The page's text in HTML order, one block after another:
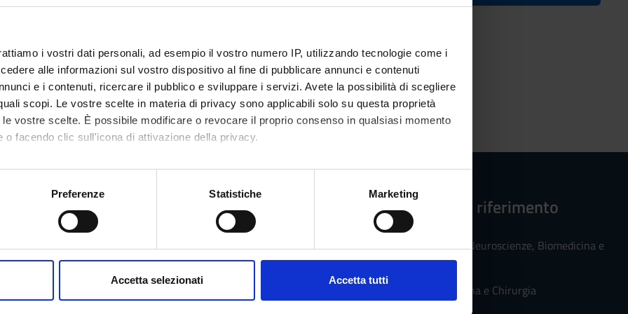
i vostri dati personali, ad esempio il vostro numero IP, utilizzando tecnologie come i
alle informazioni sul vostro dispositivo al fine di pubblicare annunci e contenuti
e i contenuti, ricercare il pubblico e sviluppare i servizi. Avete la possibilità di scegliere
scopi. Le vostre scelte in materia di privacy sono applicabili solo su questa proprietà
vostre scelte. È possibile modificare o revocare il proprio consenso in qualsiasi momento
o facendo clic sull'icona di attivazione della privacy.
anche:
sulla tua posizione geografica, con un'approssimazione di qualche metro,
in qualsiasi momento dalla Dichiarazione sui cookie.
Preferenze Statistiche Marketing
Accetta selezionati Accetta tutti
e comorbidita' (2021/2022)
Crediti
2
Settore Scientifico Disciplinare (SSD)
MED/25 - PSICHIATRIA
Servizi e Faq
Futuri studenti
Studenti
Laureati
Strutture di riferimento
Dipartimento di Neuroscienze, Biomedicina e
Movimento
Facoltà di Medicina e Chirurgia